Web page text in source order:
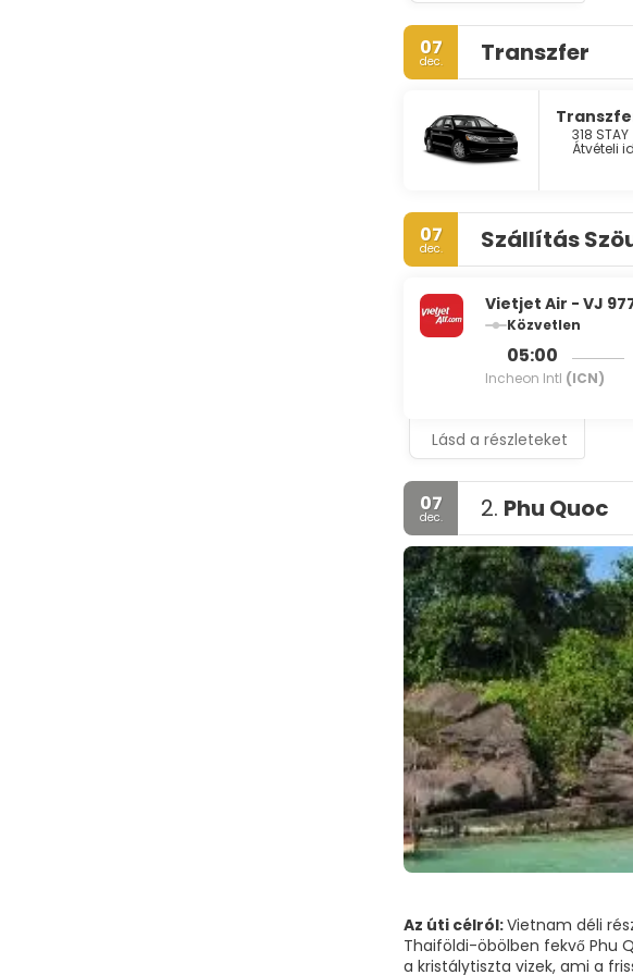
07
dec. Transzfer
318 STAY
Átvételi
07
dec. Szállítás
Vietjet Air - VJ
Közvetlen
05:00
Incheon Intl (ICN)
Lásd a részleteket
07
dec. 2. Phu Quoc
Az úti célról:Vietnam déli
Thaiföldi-öbölben fekvő Phu
a kristálytiszta vizek, ami a